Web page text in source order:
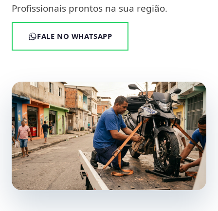
Profissionais prontos na sua região.
FALE NO WHATSAPP